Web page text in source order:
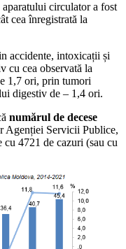
circulator a fost
cea înregistrată la
accidente, intoxicații și
cu cea observată la
1,7 ori, prin tumori
digestiv de – 1,4 ori.
numărul de decese
Agenției Servicii Publice,
4721 de cazuri (sau cu